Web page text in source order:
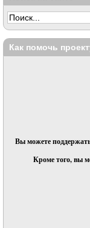
Как помочь
Вы можете
Кроме того, вы